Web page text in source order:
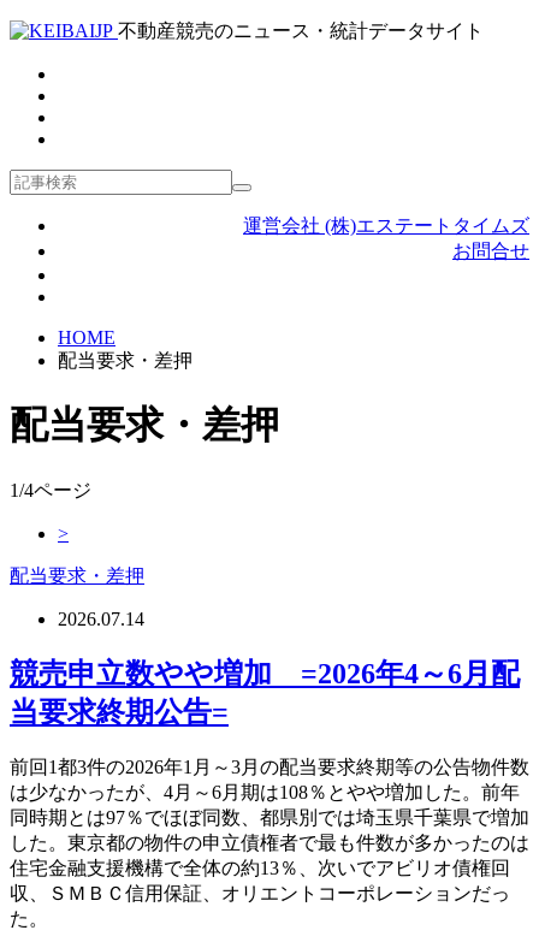
不動産競売のニュース・統計データサイト
運営会社 (株)エステートタイムズ
お問合せ
HOME
配当要求・差押
配当要求・差押
1/4ページ
>
配当要求・差押
2026.07.14
競売申立数やや増加 =2026年4～6月配
当要求終期公告=
前回1都3件の2026年1月～3月の配当要求終期等の公告物件数
は少なかったが、4月～6月期は108％とやや増加した。前年
同時期とは97％でほぼ同数、都県別では埼玉県千葉県で増加
した。東京都の物件の申立債権者で最も件数が多かったのは
住宅金融支援機構で全体の約13％、次いでアビリオ債権回
収、ＳＭＢＣ信用保証、オリエントコーポレーションだっ
た。